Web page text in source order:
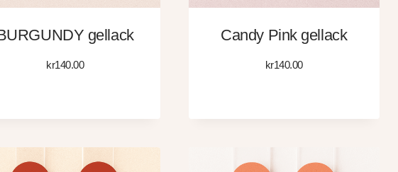
gellack
kr140.00
Candy Pink gellack
kr140.00